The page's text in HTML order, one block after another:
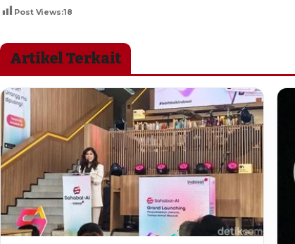
Post Views:18
Artikel Terkait